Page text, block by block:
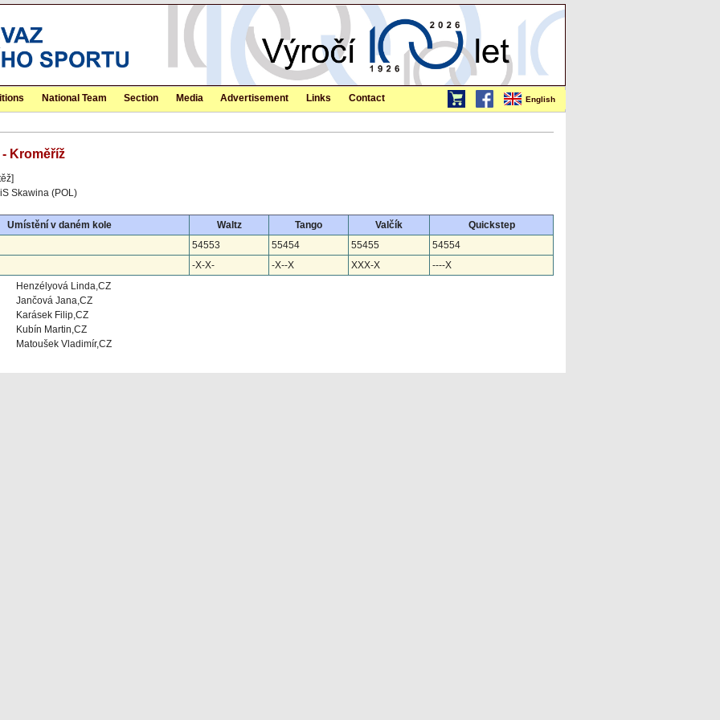
English
National Team Section Media Advertisement Links Contact
- Kroměříž
Skawina (POL)
Umístění v daném kole Waltz Tango Valčík
Quickstep
54553 55454 55455
54554
-X-X- -X--X XXX-X
----X
Henzélyová Linda,CZ
Jančová Jana,CZ
Karásek Filip,CZ
Kubín Martin,CZ
Matoušek Vladimír,CZ